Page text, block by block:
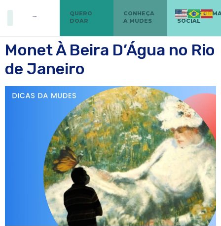
QUERO
DOAR
CONHEÇA
A MUDES
SOCIAL
Monet À Beira D’Água no Rio
de Janeiro